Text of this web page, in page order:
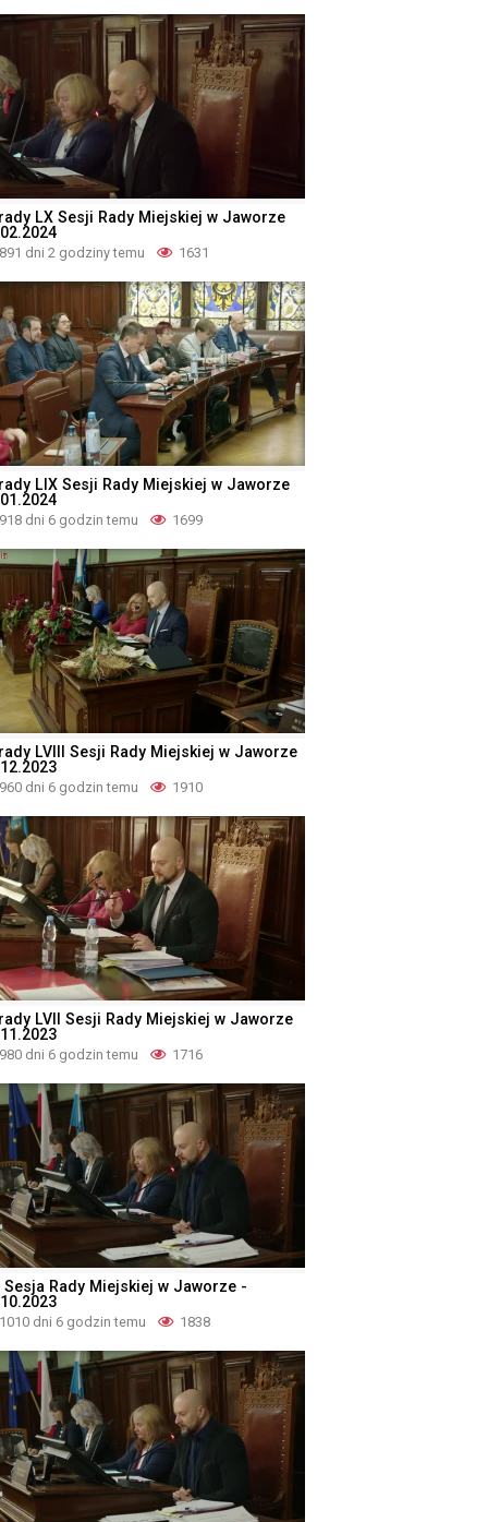
LX Sesji Rady Miejskiej w Jaworze
891 dni 2 godziny temu 1631
LIX Sesji Rady Miejskiej w Jaworze
918 dni 6 godzin temu 1699
LVIII Sesji Rady Miejskiej w Jaworze
960 dni 6 godzin temu 1910
LVII Sesji Rady Miejskiej w Jaworze
980 dni 6 godzin temu 1716
Sesja Rady Miejskiej w Jaworze -
1010 dni 6 godzin temu 1838